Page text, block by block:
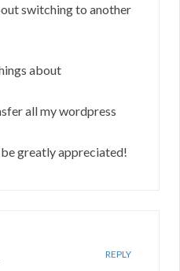
switching to another
about
all my wordpress
greatly appreciated!
REPLY